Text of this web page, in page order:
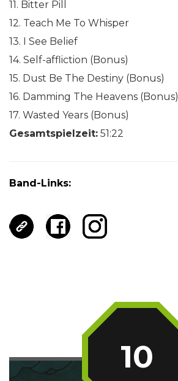
11. Bitter Pill
12. Teach Me To Whisper
13. I See Belief
14. Self-affliction (Bonus)
15. Dust Be The Destiny (Bonus)
16. Damming The Heavens (Bonus)
17. Wasted Years (Bonus)
Gesamtspielzeit: 51:22
Band-Links:
10